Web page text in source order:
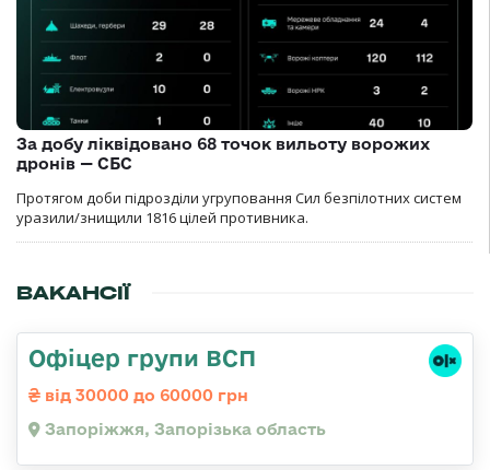
За добу ліквідовано 68 точок вильоту ворожих
дронів — СБС
Протягом доби підрозділи угруповання Сил безпілотних систем
уразили/знищили 1816 цілей противника.
ВАКАНСІЇ
Офіцер групи ВСП
від 30000 до 60000 грн
Запоріжжя, Запорізька область